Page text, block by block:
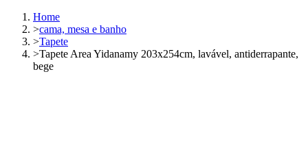
Home
>cama, mesa e banho
>Tapete
>Tapete Area Yidanamy 203x254cm, lavável, antiderrapante,
bege